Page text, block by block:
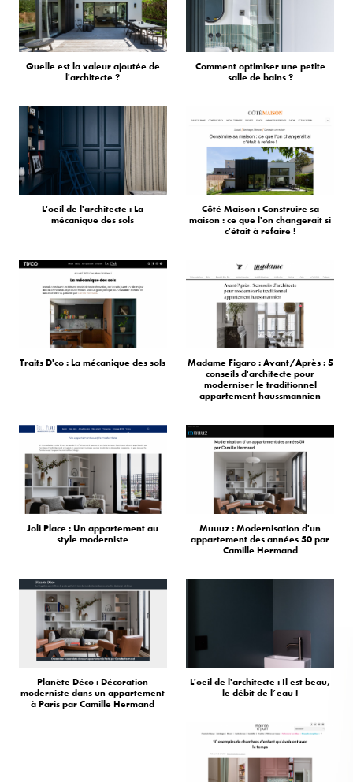
Quelle est la valeur ajoutée de
l'architecte ?
Comment optimiser une petite
salle de bains ?
L'oeil de l'architecte : La
mécanique des sols
Côté Maison : Construire sa
maison : ce que l'on changerait si
c'était à refaire !
Traits D'co : La mécanique des sols
Madame Figaro : Avant/Après : 5
conseils d'architecte pour
moderniser le traditionnel
appartement haussmannien
Joli Place : Un appartement au
style moderniste
Muuuz : Modernisation d'un
appartement des années 50 par
Camille Hermand
Planète Déco : Décoration
moderniste dans un appartement
à Paris par Camille Hermand
L'oeil de l'architecte : Il est beau,
le débit de l’eau !